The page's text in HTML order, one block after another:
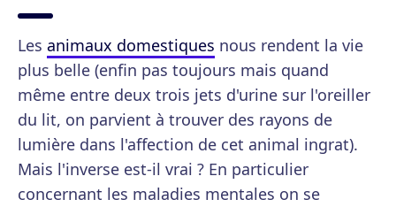
Les animaux domestiques nous rendent la vie
plus belle (enfin pas toujours mais quand
même entre deux trois jets d'urine sur l'oreiller
du lit, on parvient à trouver des rayons de
lumière dans l'affection de cet animal ingrat).
Mais l'inverse est-il vrai ? En particulier
concernant les maladies mentales on se